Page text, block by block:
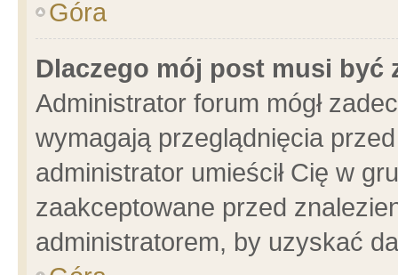
Góra
Dlaczego mój post musi być
Administrator forum mógł
wymagają przeglądnięcia
administrator umieścił Cię w
zaakceptowane przed
administratorem, by uzyskać